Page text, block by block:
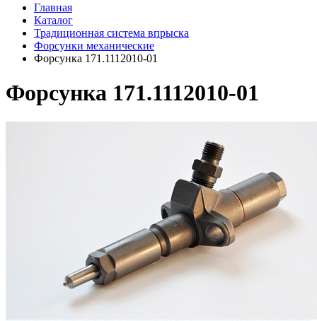
Главная
Каталог
Традиционная система впрыска
Форсунки механические
Форсунка 171.1112010-01
Форсунка 171.1112010-01